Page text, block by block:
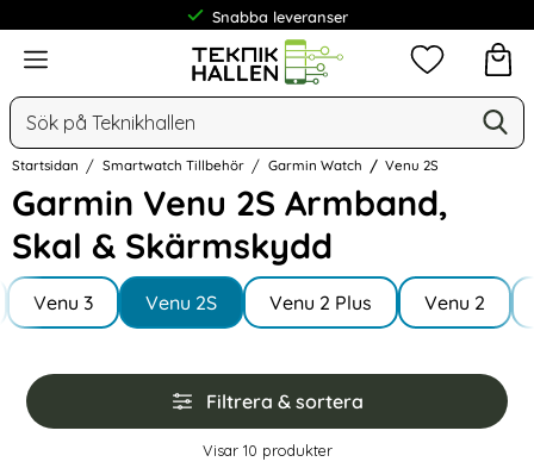
Frakt från 19 kr
Meny
Sök
Mina
Startsidan Smartwatch Tillbehör Garmin Watch Venu 2S
Garmin Venu 2S Armband,
Skal & Skärmskydd
Hoppa
produkter
Underkategorier
Venu 3 Venu 2S Venu 2 Plus Venu 2
Hoppa
över
filtersektionen
Filtrera & sortera
Filtrera & sortera
Visar 10 produkter